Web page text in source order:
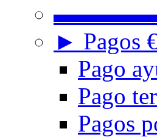
► Pagos
Pago
Pago
Pagos